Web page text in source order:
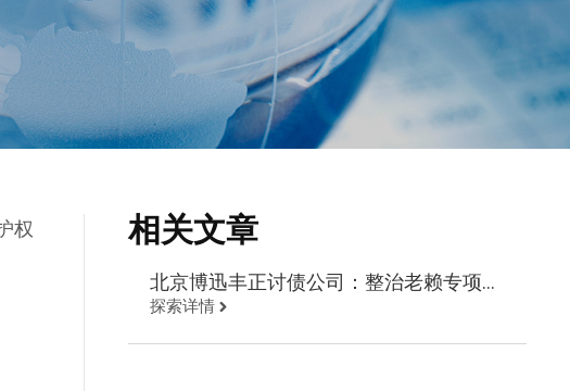
权
相关文章
北京博迅丰正讨债公司：整治老赖专项行
动 欠债取证公安现场抓人
探索详情